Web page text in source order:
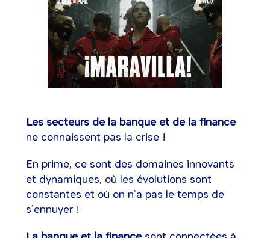
Les secteurs de la banque et de la finance
ne connaissent pas la crise !
En prime, ce sont des domaines innovants
et dynamiques, où les évolutions sont
constantes et où on n’a pas le temps de
s’ennuyer !